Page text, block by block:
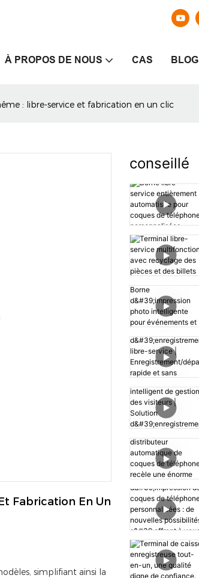
À PROPOS DE NOUS CAS BLOG
: libre-service et fabrication en un clic
Fabrication En Un
simplifiant ainsi la
conseillé